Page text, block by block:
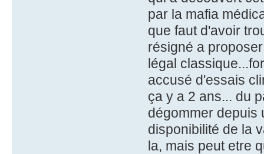
par la mafia
que faut d'avoir
résigné a
légal
accusé d'essais
ça y a 2 ans... du
dégommer depuis
disponibilité de la
la, mais peut etre